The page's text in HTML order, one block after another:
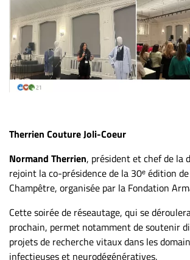
Infolettre
S’abonner
FAQ
Politique de
confidentialité
Therrien Couture Joli-Coeur
Normand Therrien, président et chef de la
rejoint la co-présidence de la 30ᵉ édition
Champêtre, organisée par la Fondation
Cette soirée de réseautage, qui se
prochain, permet notamment de soutenir
projets de recherche vitaux dans les
infectieuses et neurodégénératives.